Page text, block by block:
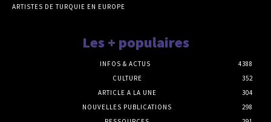
ARTISTES DE TURQUIE EN EUROPE
Les + populaires
INFOS & ACTUS
4388
CULTURE
352
ARTICLE A LA UNE
304
NOUVELLES PUBLICATIONS
298